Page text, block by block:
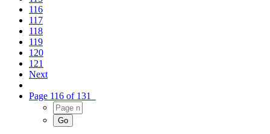
116
117
118
119
120
121
Next
Page 116 of 131